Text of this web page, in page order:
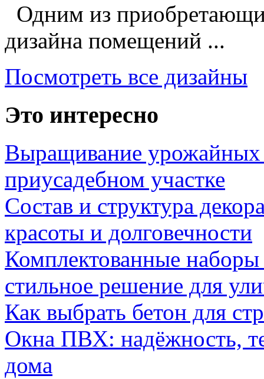
Одним из
дизайна помещений ...
Посмотреть все дизайны
Это интересно
Выращивание урожайных
приусадебном участке
Состав и структура
красоты и долговечности
Комплектованные наборы
стильное решение для
Как выбрать бетон для
Окна ПВХ: надёжность,
дома